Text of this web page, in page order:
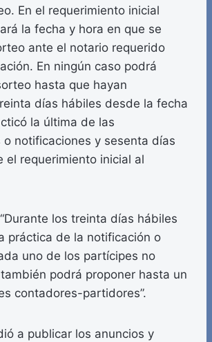
En el requerimiento inicial
la fecha y hora en que se
ante el notario requerido
En ningún caso podrá
hasta que hayan
días hábiles desde la fecha
la última de las
o notificaciones y sesenta días
el requerimiento inicial al
los treinta días hábiles
práctica de la notificación o
uno de los partícipes no
podrá proponer hasta un
contadores-partidores”.
a publicar los anuncios y